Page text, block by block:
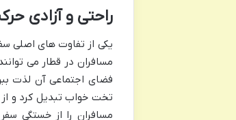
راحتی و آزادی
یکی از تفاوت های اصلی
مسافران در قطار می
فضای اجتماعی آن لذت
تخت خواب تبدیل کرد و از
مسافران را از خستگی